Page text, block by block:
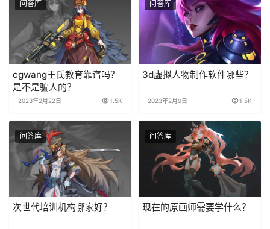
问答库
cgwang王氏教育靠谱吗？
是不是骗人的？
2023年2月22日 1.5K
问答库
3d虚拟人物制作软件哪些？
2023年2月9日 1.5K
问答库
次世代培训机构哪家好？
问答库
现在的原画师需要学什么？